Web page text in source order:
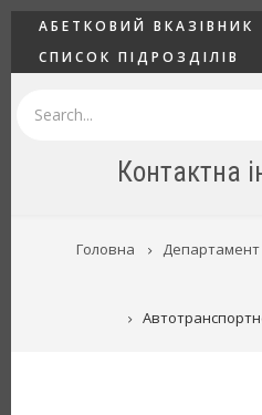
Перейти
основного
ГОЛОВНЕ
АБЕТКОВИЙ ВКАЗІВНИК
СПИСОК ПІДРОЗДІЛІВ
Контактна
РЯДОК
Головна Департамент